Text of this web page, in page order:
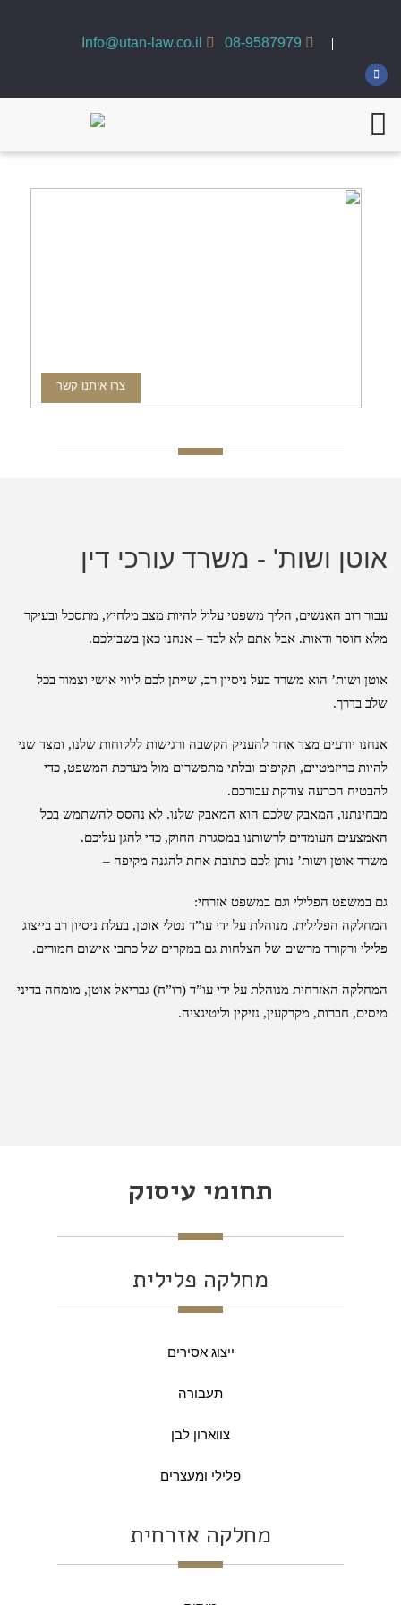
Info@utan-law.co.il
צרו איתנו קשר
אוטן ושות' - משרד עורכי דין
עבור רוב האנשים, הליך משפטי עלול להיות מצב מלחיץ, מתסכל ובעיקר
מלא חוסר ודאות. אבל אתם לא לבד – אנחנו כאן בשבילכם.
אוטן ושות’ הוא משרד בעל ניסיון רב, שייתן לכם ליווי אישי וצמוד בכל
שלב בדרך.
אנחנו יודעים מצד אחד להעניק הקשבה ורגישות ללקוחות שלנו, ומצד שני
להיות כריזמטיים, תקיפים ובלתי מתפשרים מול מערכת המשפט, כדי
להבטיח הכרעה צודקת עבורכם.
מבחינתנו, המאבק שלכם הוא המאבק שלנו. לא נהסס להשתמש בכל
האמצעים העומדים לרשותנו במסגרת החוק, כדי להגן עליכם.
משרד אוטן ושות’ נותן לכם כתובת אחת להגנה מקיפה –
גם במשפט הפלילי וגם במשפט אזרחי:
המחלקה הפלילית, מנוהלת על ידי עו”ד נטלי אוטן, בעלת ניסיון רב בייצוג
פלילי ורקורד מרשים של הצלחות גם במקרים של כתבי אישום חמורים.
המחלקה האזרחית מנוהלת על ידי עו”ד (רו”ח) גבריאל אוטן, מומחה בדיני
מיסים, חברות, מקרקעין, נזיקין וליטיגציה.
תחומי עיסוק
מחלקה פלילית
ייצוג אסירים
תעבורה
צווארון לבן
פלילי ומעצרים
מחלקה אזרחית